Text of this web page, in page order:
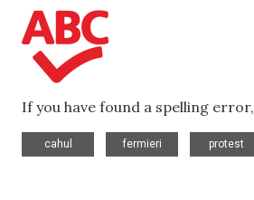
If you have found a spelling
cahul
fermieri
protest